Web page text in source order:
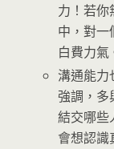
力！若你
中，對一
白費力氣
溝通能力
強調，多
結交哪些
會想認識